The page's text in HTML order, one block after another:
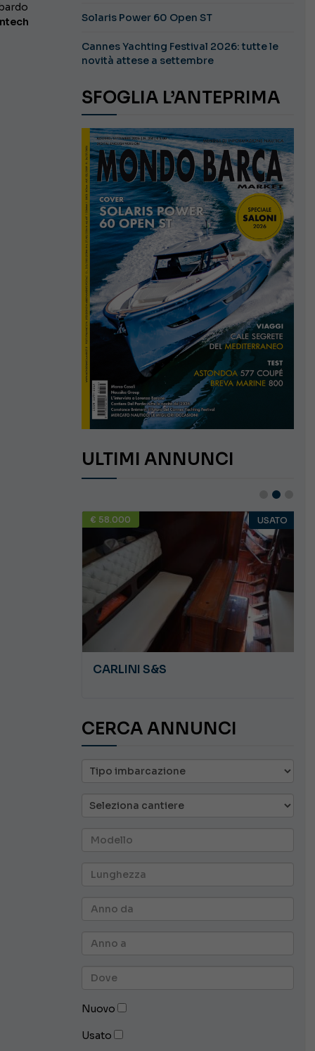
Solaris Power 60 Open ST
Cannes Yachting Festival 2026: tutte le
novità attese a settembre
SFOGLIA L’ANTEPRIMA
ULTIMI ANNUNCI
€ 58.000 USATO
CARLINI S&S
CERCA ANNUNCI
Nuovo
Usato